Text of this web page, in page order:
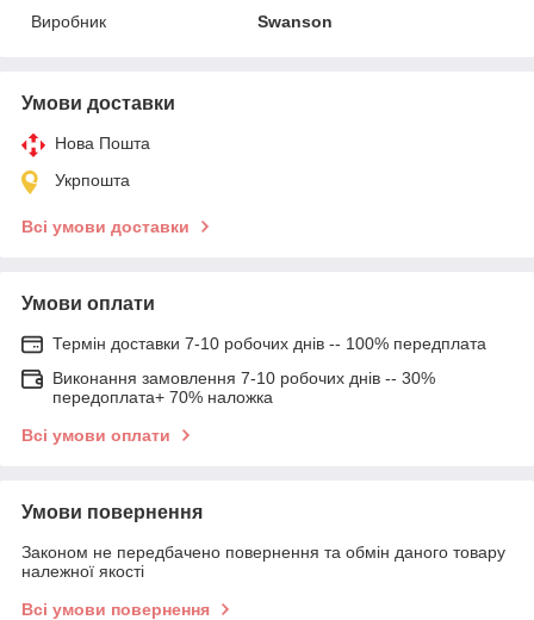
Виробник
Swanson
Умови доставки
Нова Пошта
Укрпошта
Всі умови доставки
Умови оплати
Термін доставки 7-10 робочих днів -- 100% передплата
Виконання замовлення 7-10 робочих днів -- 30%
передоплата+ 70% наложка
Всі умови оплати
Умови повернення
Законом не передбачено повернення та обмін даного товару
належної якості
Всі умови повернення